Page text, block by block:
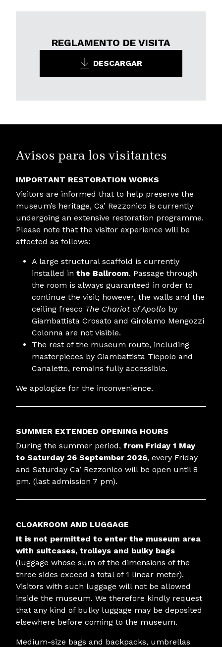
REGLAMENTO DE VISITA
DESCARGAR
Avisos para los visitantes
IMPORTANT RESTORATION WORKS
Visitors are informed that to help preserve the
museum’s heritage, Ca’ Rezzonico is currently
undergoing an extensive restoration programme.
Please note that the visitor experience will be
affected as follows:
A large structural scaffold is currently
installed in the Ballroom. Passage through
the room is always guaranteed in order to
continue the visit; however, the walls and the
ceiling fresco The Chariot of Apollo by
Giambattista Crosato and Girolamo Mengozzi
Colonna are not visible.
The rest of the museum route, including
masterpieces by Giambattista Tiepolo and
Canaletto, remains fully accessible.
We apologize for the inconvenience.
SUMMER EXTENDED OPENING HOURS
During the summer period, from Friday 1 May
to Saturday 26 September 2026, every Friday
and Saturday Ca’ Rezzonico will be open until 8
pm. (last admission 7 pm).
CLOAKROOM AND LUGGAGE
It is not permitted to enter the museum area
with suitcases, trolleys and bulky bags
(luggage whose sum of the dimensions of the
three sides exceed a total of 1 linear meter).
Visitors with such luggage will not be allowed
inside the museum. We therefore kindly request
that any kind of bulky luggage may be deposited
elsewhere before coming to the museum.
Medium-size bags and backpacks, umbrellas